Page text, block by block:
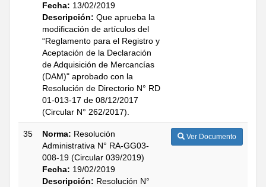
Fecha: 13/02/2019
Descripción: Que aprueba la
modificación de artículos del
“Reglamento para el Registro y
Aceptación de la Declaración
de Adquisición de Mercancías
(DAM)" aprobado con la
Resolución de Directorio N° RD
01-013-17 de 08/12/2017
(Circular N° 262/2017).
35 Norma: Resolución
Administrativa N° RA-GG03-
008-19 (Circular 039/2019)
Fecha: 19/02/2019
Descripción: Resolución N°
Ver Documento